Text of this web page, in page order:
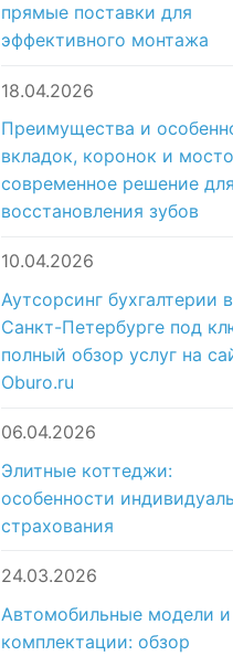
прямые поставки для
эффективного монтажа
18.04.2026
Преимущества и
вкладок, коронок и
современное решение для
восстановления зубов
10.04.2026
Аутсорсинг бухгалтерии в
Санкт-Петербурге под
полный обзор услуг на
Oburo.ru
06.04.2026
Элитные коттеджи:
особенности
страхования
24.03.2026
Автомобильные модели и
комплектации: обзор